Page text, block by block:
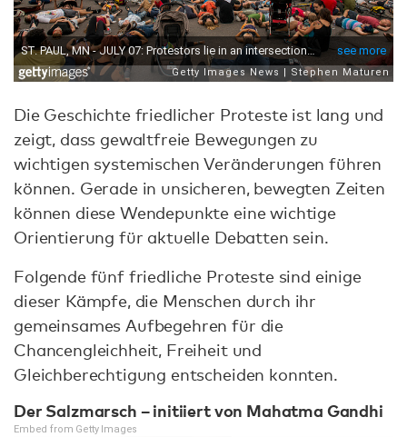
Die Geschichte friedlicher Proteste ist lang und
zeigt, dass gewaltfreie Bewegungen zu
wichtigen systemischen Veränderungen führen
können. Gerade in unsicheren, bewegten Zeiten
können diese Wendepunkte eine wichtige
Orientierung für aktuelle Debatten sein.
Folgende fünf friedliche Proteste sind einige
dieser Kämpfe, die Menschen durch ihr
gemeinsames Aufbegehren für die
Chancengleichheit, Freiheit und
Gleichberechtigung entscheiden konnten.
Der Salzmarsch – initiiert von Mahatma Gandhi
Embed from Getty Images